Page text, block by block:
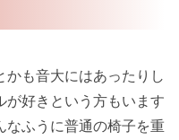
も音大にはあったりし
が好きという方もいます
なふうに普通の椅子を重